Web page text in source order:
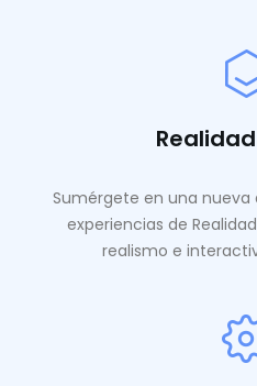
Sumérgete en una
experiencias de
realismo e